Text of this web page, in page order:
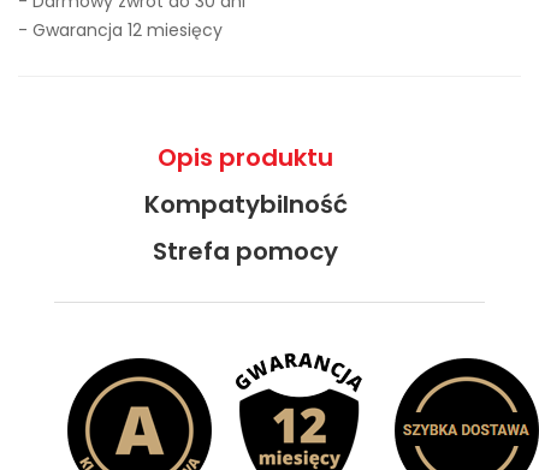
- Gwarancja 12 miesięcy
Opis produktu
Kompatybilność
Strefa pomocy